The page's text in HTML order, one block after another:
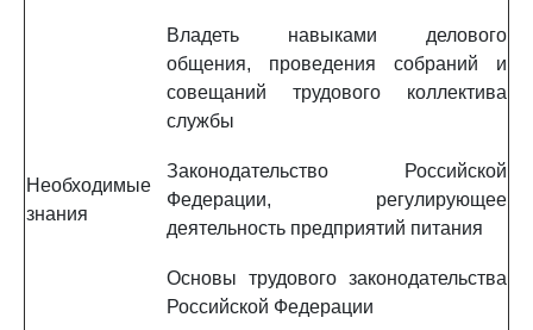
Владеть навыками делового
общения, проведения собраний и
совещаний трудового коллектива
службы
Необходимые
знания
Законодательство Российской
Федерации, регулирующее
деятельность предприятий питания
Основы трудового законодательства
Российской Федерации